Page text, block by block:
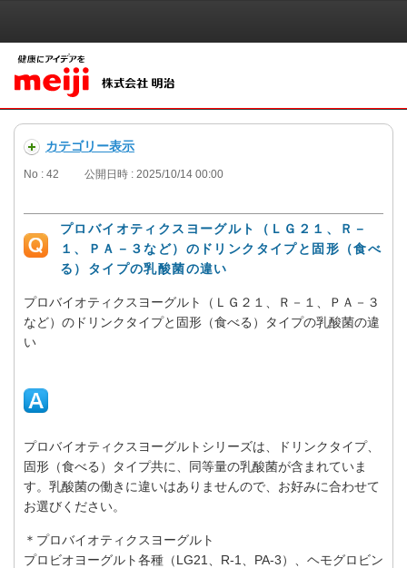
カテゴリー表示
No : 42 公開日時 : 2025/10/14 00:00
プロバイオティクスヨーグルト（ＬＧ２１、Ｒ－
１、ＰＡ－３など）のドリンクタイプと固形（食べ
る）タイプの乳酸菌の違い
プロバイオティクスヨーグルト（ＬＧ２１、Ｒ－１、ＰＡ－３
など）のドリンクタイプと固形（食べる）タイプの乳酸菌の違
い
プロバイオティクスヨーグルトシリーズは、ドリンクタイプ、
固形（食べる）タイプ共に、同等量の乳酸菌が含まれていま
す。乳酸菌の働きに違いはありませんので、お好みに合わせて
お選びください。
＊プロバイオティクスヨーグルト
プロビオヨーグルト各種（LG21、R-1、PA-3）、ヘモグロビン